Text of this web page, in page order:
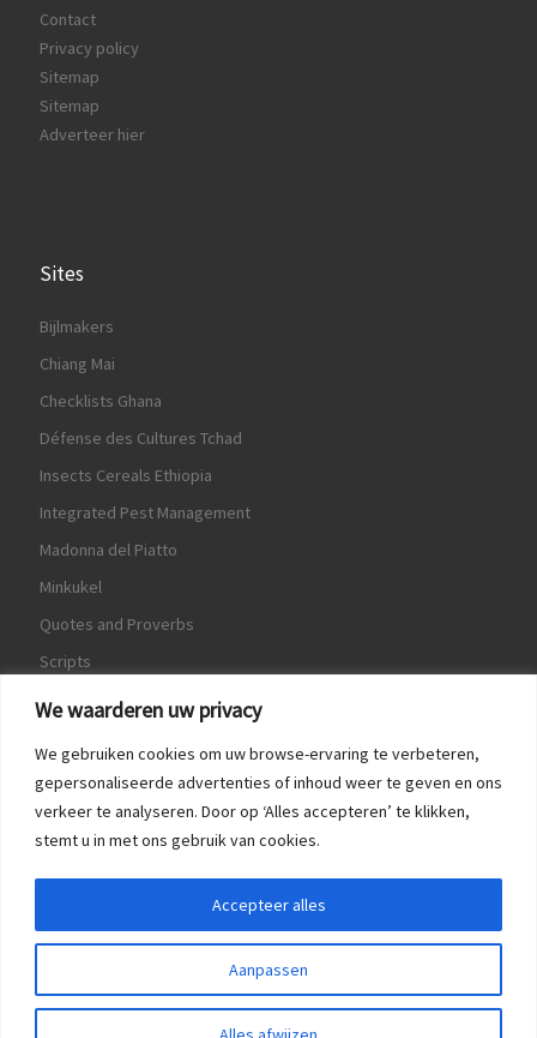
We waarderen uw privacy
We gebruiken cookies om uw browse-ervaring te verbeteren,
gepersonaliseerde advertenties of inhoud weer te geven en ons
verkeer te analyseren. Door op ‘Alles accepteren’ te klikken,
stemt u in met ons gebruik van cookies.
Aanpassen
Accepteer alles
Contact
Privacy policy
Sitemap
Sitemap
Adverteer hier
Sites
Bijlmakers
Chiang Mai
Checklists Ghana
Défense des Cultures Tchad
Insects Cereals Ethiopia
Integrated Pest Management
Madonna del Piatto
Minkukel
Quotes and Proverbs
Scripts
World Crops Database
Game